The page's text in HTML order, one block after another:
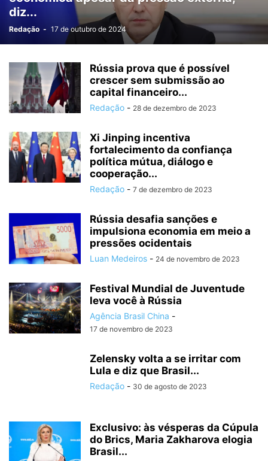
diz...
Redação - 17 de outubro de 2024
Rússia prova que é possível
crescer sem submissão ao
capital financeiro...
Redação - 28 de dezembro de 2023
Xi Jinping incentiva
fortalecimento da confiança
política mútua, diálogo e
cooperação...
Redação - 7 de dezembro de 2023
Rússia desafia sanções e
impulsiona economia em meio a
pressões ocidentais
Luan Medeiros - 24 de novembro de 2023
Festival Mundial de Juventude
leva você à Rússia
Agência Brasil China -
17 de novembro de 2023
Zelensky volta a se irritar com
Lula e diz que Brasil...
Redação - 30 de agosto de 2023
Exclusivo: às vésperas da Cúpula
do Brics, Maria Zakharova elogia
Brasil...